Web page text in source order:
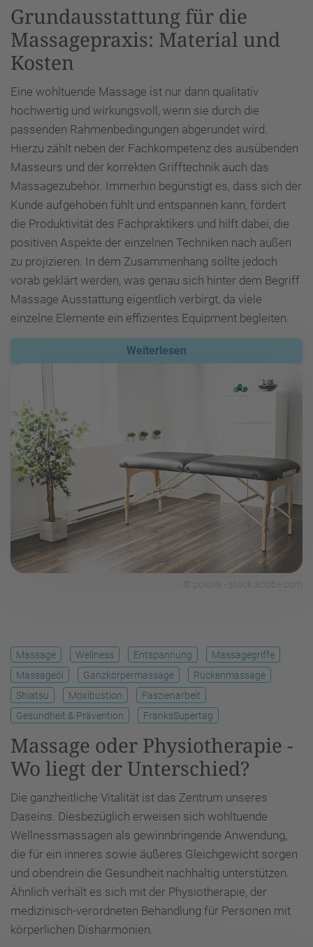
Grundausstattung für die
Massagepraxis: Material und
Kosten
Eine wohltuende Massage ist nur dann qualitativ
hochwertig und wirkungsvoll, wenn sie durch die
passenden Rahmenbedingungen abgerundet wird.
Hierzu zählt neben der Fachkompetenz des ausübenden
Masseurs und der korrekten Grifftechnik auch das
Massagezubehör. Immerhin begünstigt es, dass sich der
Kunde aufgehoben fühlt und entspannen kann, fördert
die Produktivität des Fachpraktikers und hilft dabei, die
positiven Aspekte der einzelnen Techniken nach außen
zu projizieren. In dem Zusammenhang sollte jedoch
vorab geklärt werden, was genau sich hinter dem Begriff
Massage Ausstattung eigentlich verbirgt, da viele
einzelne Elemente ein effizientes Equipment begleiten.
Weiterlesen
Massage Wellness Entspannung
Massagegriffe
Massageöl
Ganzkörpermassage
Rückenmassage
Shiatsu
Moxibustion
Faszienarbeit
Gesundheit & Prävention
FranksSupertag
Massage oder Physiotherapie -
Wo liegt der Unterschied?
Die ganzheitliche Vitalität ist das Zentrum unseres
Daseins. Diesbezüglich erweisen sich wohltuende
Wellnessmassagen als gewinnbringende Anwendung,
die für ein inneres sowie äußeres Gleichgewicht sorgen
und obendrein die Gesundheit nachhaltig unterstützen.
Ähnlich verhält es sich mit der Physiotherapie, der
medizinisch-verordneten Behandlung für Personen mit
körperlichen Disharmonien.